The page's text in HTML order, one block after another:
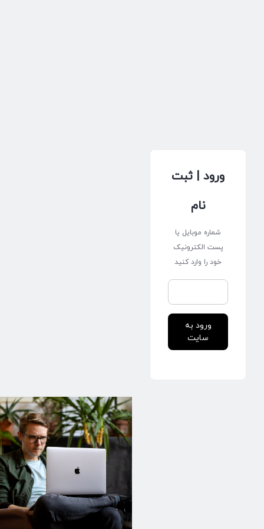
ورود | ثبت
نام
شماره موبایل یا
پست الکترونیک
خود را وارد کنید
ورود به
سایت